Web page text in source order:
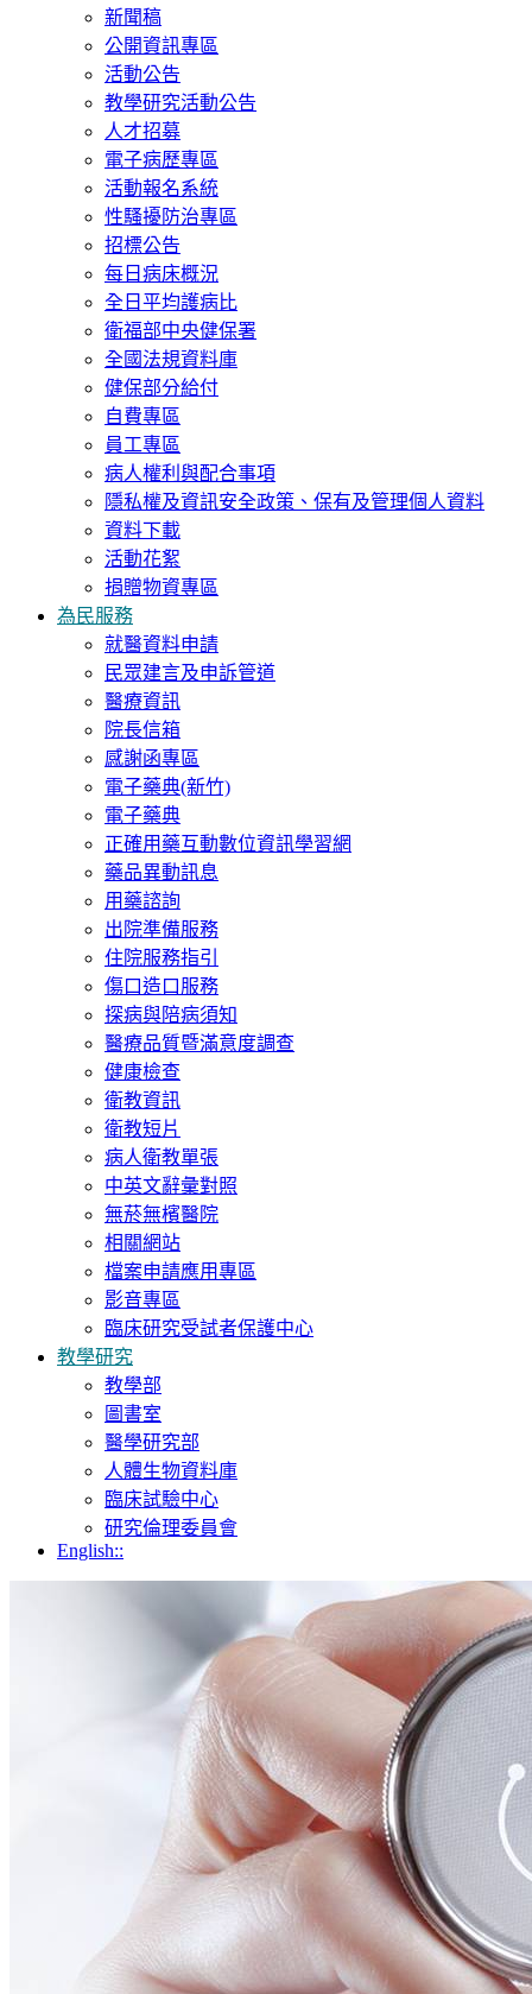
新聞稿
公開資訊專區
活動公告
教學研究活動公告
人才招募
電子病歷專區
活動報名系統
性騷擾防治專區
招標公告
每日病床概況
全日平均護病比
衛福部中央健保署
全國法規資料庫
健保部分給付
自費專區
員工專區
病人權利與配合事項
隱私權及資訊安全政策、保有及管理個人資料
資料下載
活動花絮
捐贈物資專區
為民服務
就醫資料申請
民眾建言及申訴管道
醫療資訊
院長信箱
感謝函專區
電子藥典(新竹)
電子藥典
正確用藥互動數位資訊學習網
藥品異動訊息
用藥諮詢
出院準備服務
住院服務指引
傷口造口服務
探病與陪病須知
醫療品質暨滿意度調查
健康檢查
衛教資訊
衛教短片
病人衛教單張
中英文辭彙對照
無菸無檳醫院
相關網站
檔案申請應用專區
影音專區
臨床研究受試者保護中心
教學研究
教學部
圖書室
醫學研究部
人體生物資料庫
臨床試驗中心
研究倫理委員會
English::